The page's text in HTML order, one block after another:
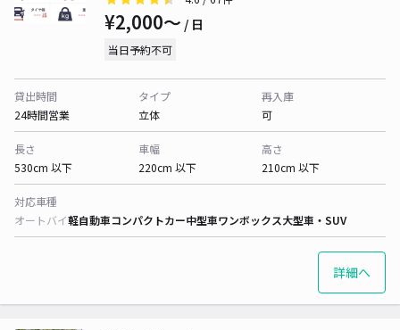
¥2,000〜 / 日
当日予約不可
貸出時間
24時間営業
タイプ
立体
再入庫
可
長さ
530cm 以下
車幅
220cm 以下
高さ
210cm 以下
対応車種
オートバイ軽自動車コンパクトカー中型車ワンボックス大型車・SUV
詳細へ